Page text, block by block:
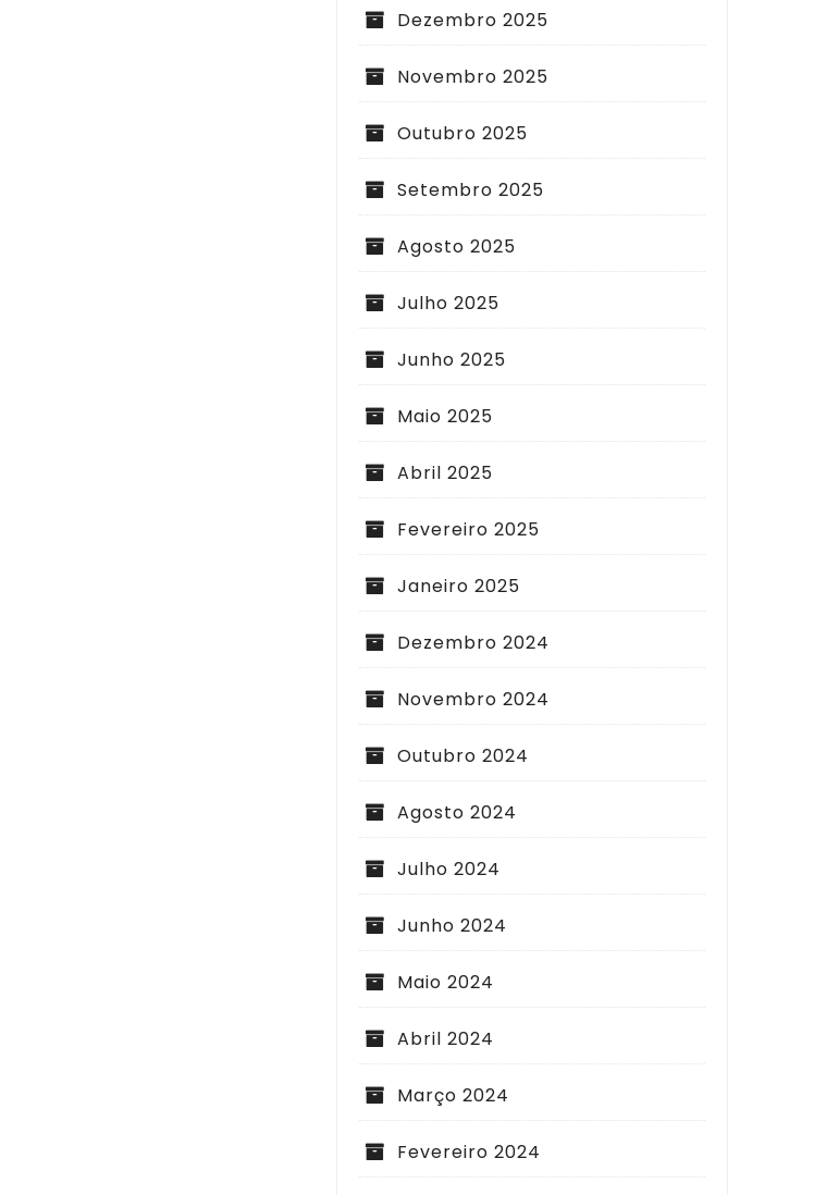
Dezembro 2025
Novembro 2025
Outubro 2025
Setembro 2025
Agosto 2025
Julho 2025
Junho 2025
Maio 2025
Abril 2025
Fevereiro 2025
Janeiro 2025
Dezembro 2024
Novembro 2024
Outubro 2024
Agosto 2024
Julho 2024
Junho 2024
Maio 2024
Abril 2024
Março 2024
Fevereiro 2024